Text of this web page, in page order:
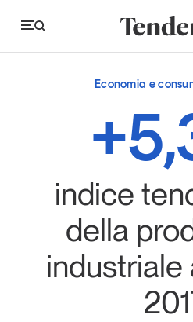
Tendenze
Economia e
Innovazione
Logistica
Retail e brand
Sostenibilità
Economia e
indice
della
industriale